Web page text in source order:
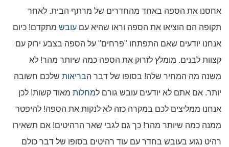
אחסנו את הספה באחד מהחדרים של מרתף הבית. לאחר
תקופה הם הוציאו את הספה וראו שהיא עם עובש מתקדם! כיום
אנחנו יודעים שאם התפתחו "פרחים" על הספה בצבע ירוק עם
קצוות לבנים. מומלץ לזרוק את הספה כמה שיותר מהר! לא
משנה מה המחיר שלה! בסופו של דבר הבריאות שלכם חשובה
יותר. אם אתם לא יודעים עובש גורם למחלות מאוד קשות! לכן
אנחנו ממליצים לכם במקרה כזה לא לנקות את הספה! להיפטר
ממנה כמה שיותר מהר! כך גם לגבי שאר הרהיטים! אם תשאירו
רהיט נגוע בעובש בחדר עם עוד רהיטים בסופו של דבר כולם